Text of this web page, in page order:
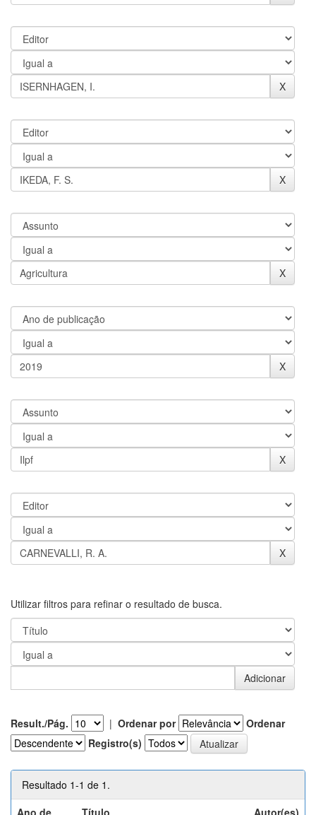
Utilizar filtros para refinar o resultado de busca.
Result./Pág. | Ordenar por
Ordenar
Registro(s)
Resultado 1-1 de 1.
Ano de
Título Autor(es)